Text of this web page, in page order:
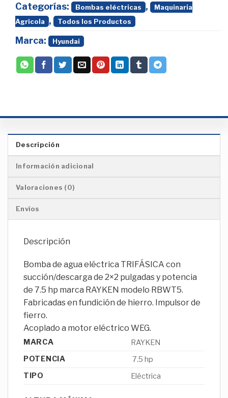
Categorías:
Bombas eléctricas ,
Maquinaria
Agrícola
, Todos los Productos
Marca: Hyundai
Descripción
Información adicional
Valoraciones (0)
Envíos
Descripción
Bomba de agua eléctrica TRIFÁSICA con
succión/descarga de 2×2 pulgadas y potencia
de 7.5 hp marca RAYKEN modelo RBWT5.
Fabricadas en fundición de hierro. Impulsor de
fierro.
Acoplado a motor eléctrico WEG.
MARCA
RAYKEN
POTENCIA
7.5 hp
TIPO
Eléctrica